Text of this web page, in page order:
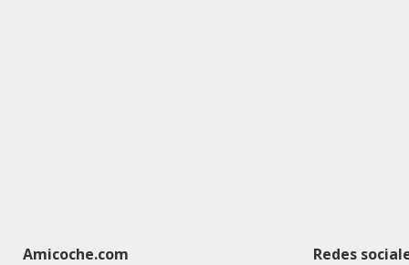
Amicoche.com Redes